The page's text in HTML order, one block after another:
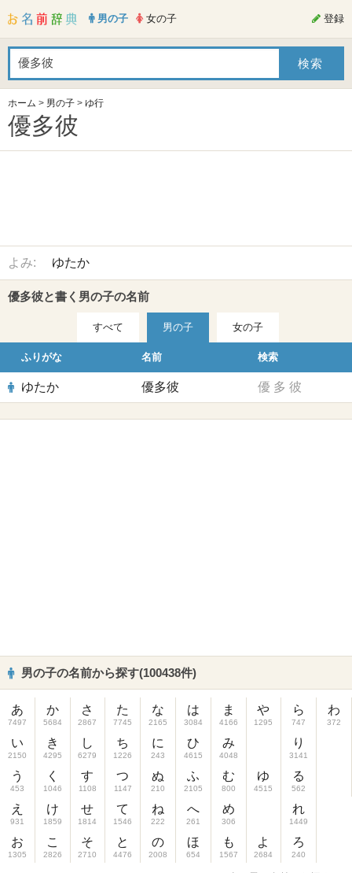
男の子 女の子 登録
ホーム > 男の子 > ゆ行
優多彼
よみ: ゆたか
優多彼と書く男の子の名前
すべて 男の子 女の子
ふりがな 名前 検索
ゆたか 優多彼 優 多 彼
男の子の名前から探す(100438件)
あ
7497
い
2150
う
453
え
931
お
1305
か
5684
き
4295
く
1046
け
1859
こ
2826
さ
2867
し
6279
す
1108
せ
1814
そ
2710
た
7745
ち
1226
つ
1147
て
1546
と
4476
な
2165
に
243
ぬ
210
ね
222
の
2008
は
3084
ひ
4615
ふ
2105
へ
261
ほ
654
ま
4166
み
4048
む
800
め
306
も
1567
や
1295
ゆ
4515
よ
2684
ら
747
り
3141
る
562
れ
1449
ろ
240
わ
372